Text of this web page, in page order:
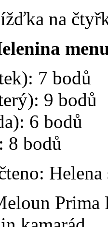
na
7 bodů
9 bodů
6 bodů
8 bodů
Prima